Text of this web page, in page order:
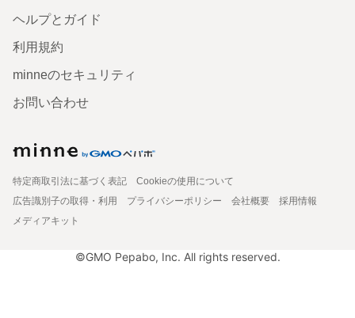
ヘルプとガイド
利用規約
minneのセキュリティ
お問い合わせ
特定商取引法に基づく表記
Cookieの使用について
広告識別子の取得・利用
プライバシーポリシー 会社概要
採用情報
メディアキット
©GMO Pepabo, Inc. All rights reserved.